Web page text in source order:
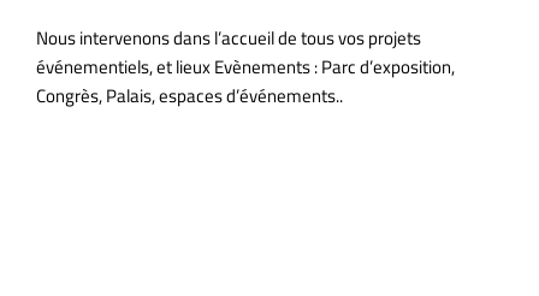
Nous intervenons dans l’accueil de tous vos projets
événementiels, et lieux Evènements : Parc d’exposition,
Congrès, Palais, espaces d’événements..